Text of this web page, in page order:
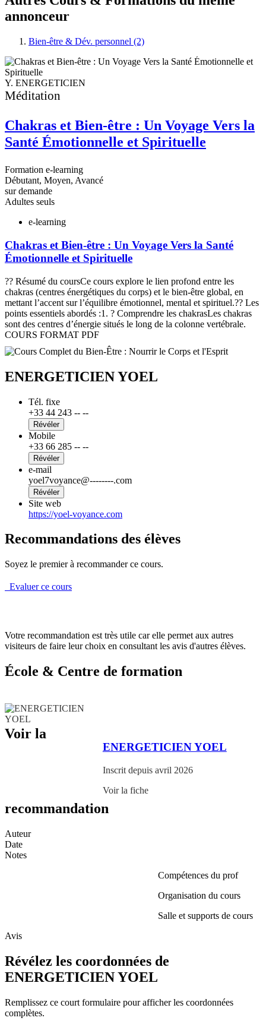
annonceur
Bien-être & Dév. personnel (2)
Y. ENERGETICIEN
Méditation
Chakras et Bien-être : Un Voyage Vers la
Santé Émotionnelle et Spirituelle
Formation e-learning
Débutant, Moyen, Avancé
sur demande
Adultes seuls
e-learning
Chakras et Bien-être : Un Voyage Vers la Santé
Émotionnelle et Spirituelle
?? Résumé du coursCe cours explore le lien profond entre les
chakras (centres énergétiques du corps) et le bien-être global, en
mettant l’accent sur l’équilibre émotionnel, mental et spirituel.?? Les
points essentiels abordés :1. ? Comprendre les chakrasLes chakras
sont des centres d’énergie situés le long de la colonne vertébrale.
COURS FORMAT PDF
ENERGETICIEN YOEL
Tél. fixe
+33 44 243 -- --
Révéler
Mobile
+33 66 285 -- --
Révéler
e-mail
yoel7voyance@--------.com
Révéler
Site web
https://yoel-voyance.com
Recommandations des élèves
Soyez le premier à recommander ce cours.
Evaluer ce cours
Votre recommandation est très utile car elle permet aux autres
visiteurs de faire leur choix en consultant les avis d'autres élèves.
École & Centre de formation
ENERGETICIEN YOEL
Inscrit depuis avril 2026
Voir la fiche
Voir la
recommandation
Auteur
Date
Notes
Compétences du prof
Organisation du cours
Salle et supports de cours
Avis
Révélez les coordonnées de
ENERGETICIEN YOEL
Remplissez ce court formulaire pour afficher les coordonnées
complètes.